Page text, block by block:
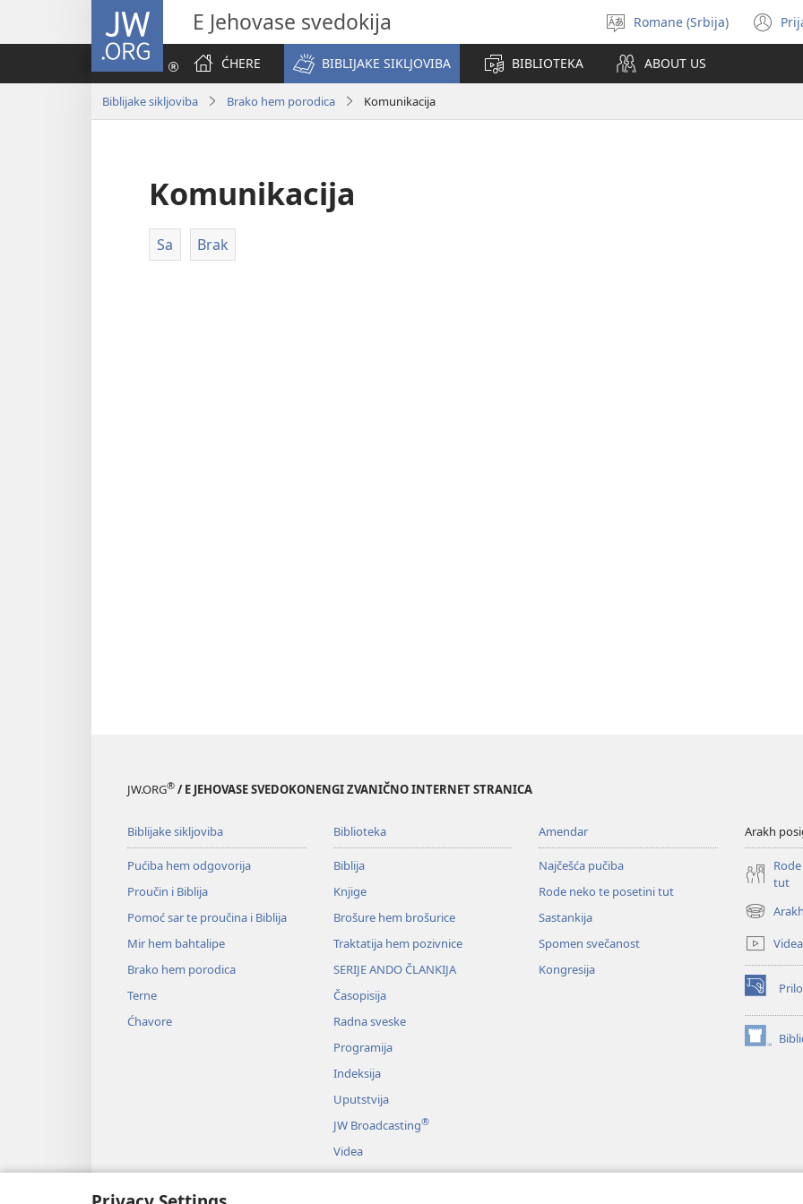
JW.ORG E Jehovase svedokija
Birin
i
čhib
Romane (Srbija)
ĆHERE
BIBLIJAKE SIKLJOVIBA BIBLIOTEKA ABOUT US
Biblijake sikljoviba Brako hem porodica Komunikacija
Komunikacija
Sa Brak
JW.ORG® / E JEHOVASE SVEDOKONENGI ZVANIČNO INTERNET STRANICA
Biblijake sikljoviba
Pućiba hem odgovorija
Proučin i Biblija
Pomoć sar te proučina i Biblija
Mir hem bahtalipe
Brako hem porodica
Terne
Ćhavore
Biblioteka
Biblija
Knjige
Brošure hem brošurice
Traktatija hem pozivnice
SERIJE ANDO ČLANKIJA
Časopisija
Radna sveske
Programija
Indeksija
Uputstvija
JW Broadcasting®
Videa
Muzika
Amendar
Najčešća pučiba
Rode neko te posetini tut
Sastankija
Spomen svečanost
Kongresija
Arakh
tut
(opens
new
window)
Videa
(opens
new
window)
(opens